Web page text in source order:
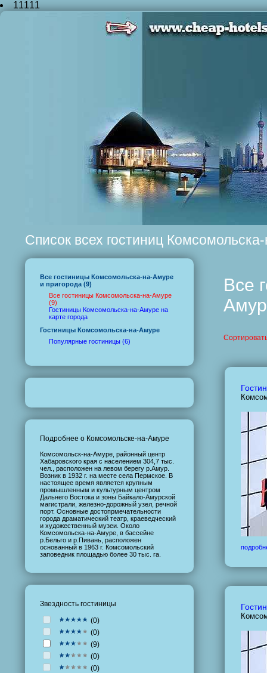
11111
Список всех гостиниц
Все гостиницы Комсомольска-на-Амуре
и пригорода (9)
Все гостиницы Комсомольска-на-Амуре
(9)
Гостиницы Комсомольска-на-Амуре на
карте города
Гостиницы Комсомольска-на-Амуре
Популярные гостиницы (6)
Подробнее о Комсомольске-на-Амуре
Комсомольск-на-Амуре, районный центр
Хабаровского края с населением 304,7 тыс.
чел., расположен на левом берегу р.Амур.
Возник в 1932 г. на месте села Пермское. В
настоящее время является крупным
промышленным и культурным центром
Дальнего Востока и зоны Байкало-Амурской
магистрали, железно-дорожный узел, речной
порт. Основные достопрмечательности
города драматический театр, краеведческий
и художественный музеи. Около
Комсомольска-на-Амуре, в бассейне
р.Бельго и р.Пивань, расположен
основанный в 1963 г. Комсомольский
заповедник площадью более 30 тыс. га.
Звездность гостиницы
(0)
(0)
(9)
(0)
(0)
Все